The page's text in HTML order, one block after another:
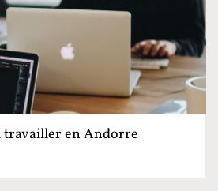
travailler en Andorre